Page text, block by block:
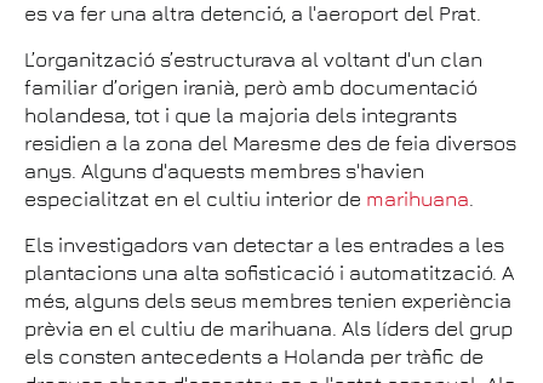
es va fer una altra detenció, a l'aeroport del Prat.
L’organització s’estructurava al voltant d'un clan
familiar d’origen iranià, però amb documentació
holandesa, tot i que la majoria dels integrants
residien a la zona del Maresme des de feia diversos
anys. Alguns d'aquests membres s'havien
especialitzat en el cultiu interior de marihuana.
Els investigadors van detectar a les entrades a les
plantacions una alta sofisticació i automatització. A
més, alguns dels seus membres tenien experiència
prèvia en el cultiu de marihuana. Als líders del grup
els consten antecedents a Holanda per tràfic de